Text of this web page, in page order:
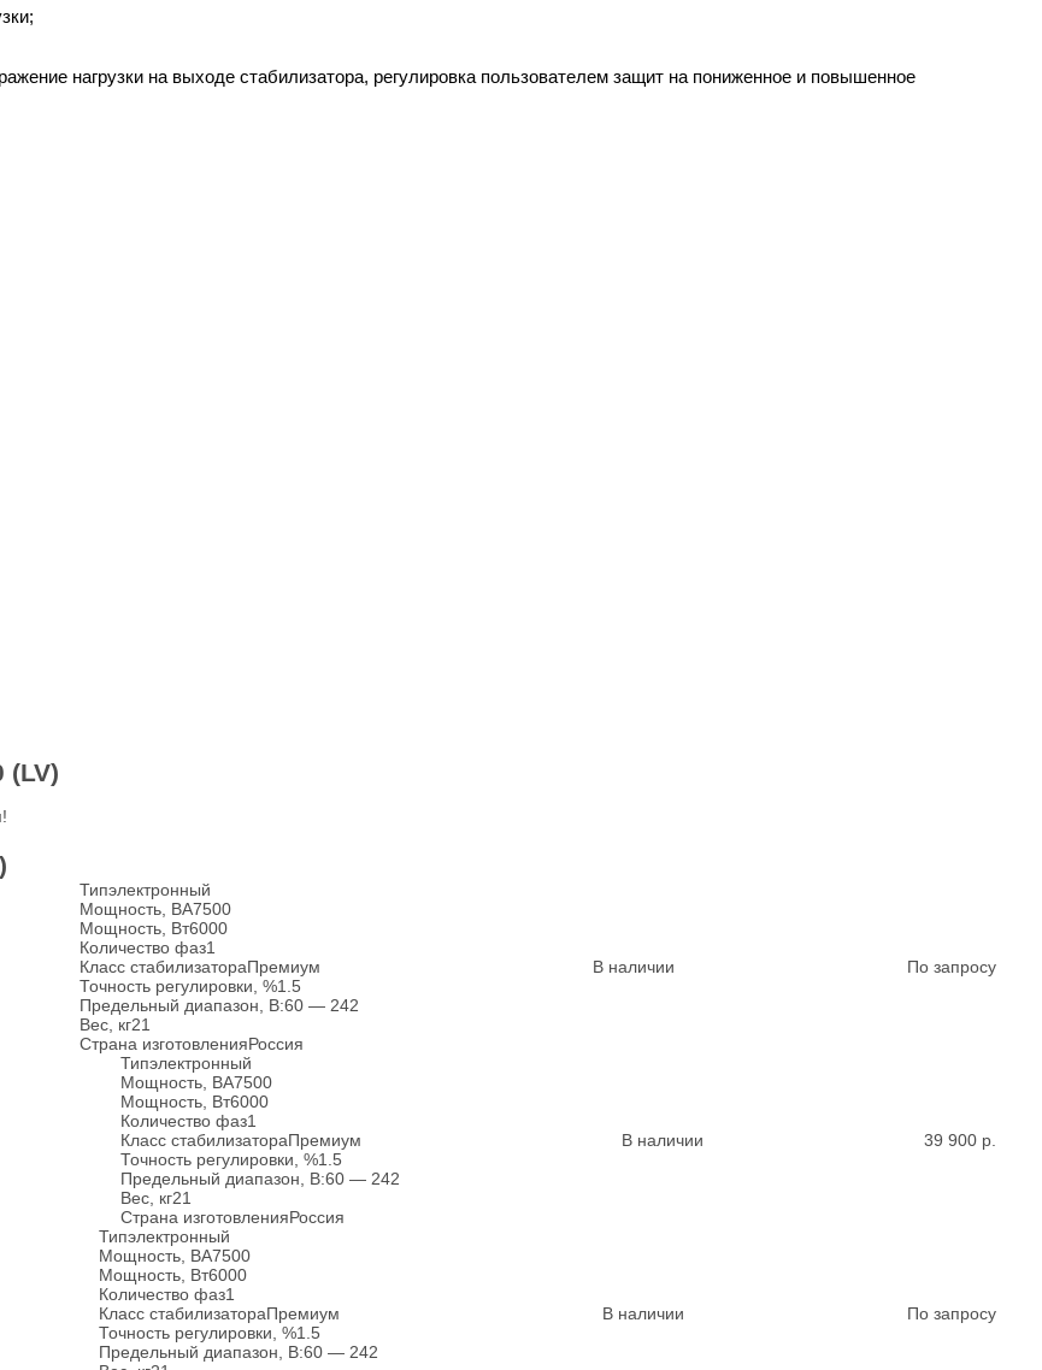
нагрузки на выходе стабилизатора, регулировка пользователем защит на пониженное и повышенное
(LV)
Типэлектронный
Мощность, ВА7500
Мощность, Вт6000
Количество фаз1
Класс стабилизатораПремиум
Точность регулировки, %1.5
Предельный диапазон, В:60 — 242
Вес, кг21
Страна изготовленияРоссия
В наличии По запросу
Типэлектронный
Мощность, ВА7500
Мощность, Вт6000
Количество фаз1
Класс стабилизатораПремиум
Точность регулировки, %1.5
Предельный диапазон, В:60 — 242
Вес, кг21
Страна изготовленияРоссия
В наличии 39 900 р.
Типэлектронный
Мощность, ВА7500
Мощность, Вт6000
Количество фаз1
Класс стабилизатораПремиум
Точность регулировки, %1.5
Предельный диапазон, В:60 — 242
В наличии По запросу